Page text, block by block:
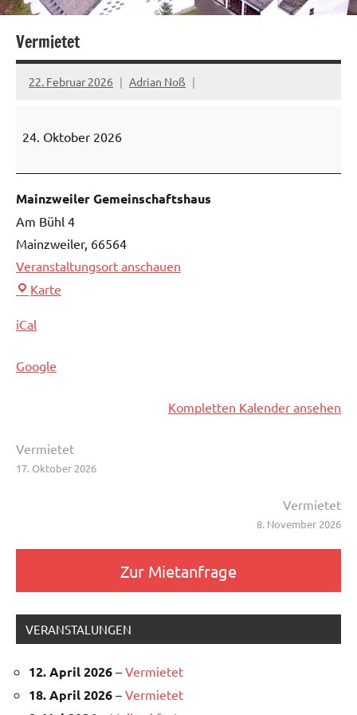
Vermietet
22. Februar 2026 Adrian Noß
24. Oktober 2026
Mainzweiler Gemeinschaftshaus
Am Bühl 4
Mainzweiler, 66564
Veranstaltungsort anschauen
Karte
iCal
Google
Kompletten Kalender ansehen
Beitragsnavigation
Vermietet
17. Oktober 2026
Vermietet
8. November 2026
Zur Mietanfrage
VERANSTALUNGEN
12. April 2026 – Vermietet
18. April 2026 – Vermietet